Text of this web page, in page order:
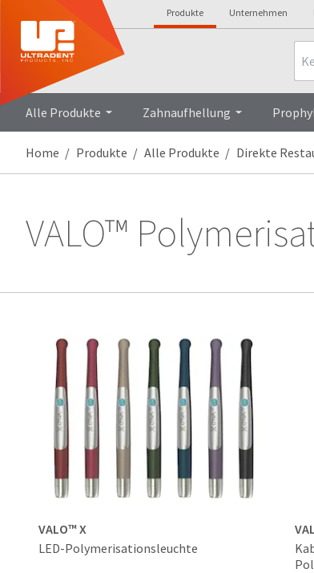
Produkte Unternehmen
Alle Produkte Zahnaufhellung
Home Produkte Alle Produkte Direkte
VALO™
VALO™ X
LED-Polymerisationsleuchte